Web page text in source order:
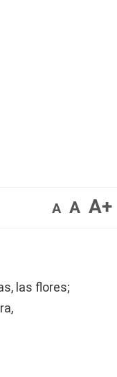
A A A+
las flores;